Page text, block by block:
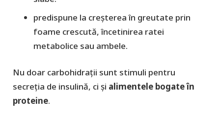
predispune la creșterea în greutate prin
foame crescută, încetinirea ratei
metabolice sau ambele.
Nu doar carbohidrații sunt stimuli pentru
secreția de insulină, ci și alimentele bogate în
proteine.